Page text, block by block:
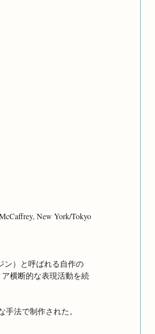
New York/Tokyo
ン）と呼ばれる自作の
横断的な表現活動を続
手法で制作された。